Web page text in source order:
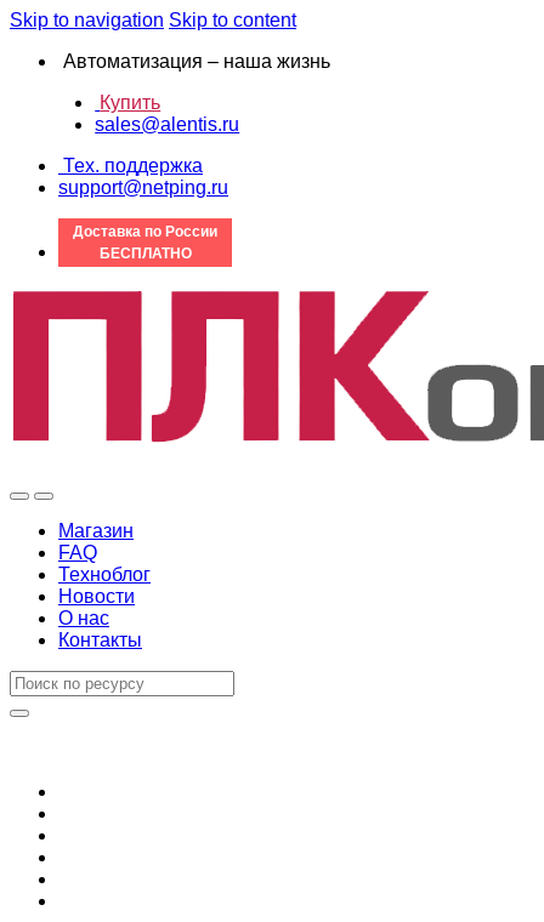
Skip to navigation Skip to content
Автоматизация – наша жизнь
Купить
sales@alentis.ru
Тех. поддержка
support@netping.ru
Доставка по России
БЕСПЛАТНО
Магазин
FAQ
Техноблог
Новости
О нас
Контакты